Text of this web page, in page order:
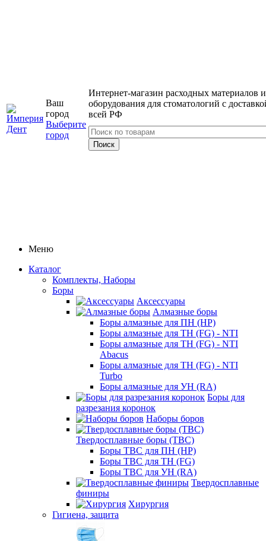
Ваш
город
Выберите
город
Интернет-магазин расходных материалов и
оборудования для стоматологий с
всей РФ
Меню
Каталог
Комплекты, Наборы
Боры
Аксессуары
Алмазные боры
Боры алмазные для ПН (HP)
Боры алмазные для ТН (FG) - NTI
Боры алмазные для ТН (FG) - NTI
Abacus
Боры алмазные для ТН (FG) - NTI
Turbo
Боры алмазные для УН (RA)
Боры для
разрезания коронок
Наборы боров
Твердосплавные боры (ТВС)
Боры ТВС для ПН (HP)
Боры ТВС для ТН (FG)
Боры ТВС для УН (RA)
Твердосплавные
финиры
Хирургия
Гигиена, защита